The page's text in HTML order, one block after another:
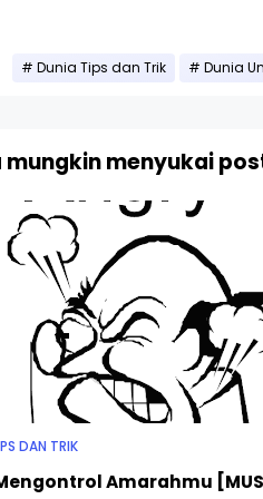
Dunia Tips dan Trik Dunia
mungkin menyukai
DAN TRIK
Amarahmu